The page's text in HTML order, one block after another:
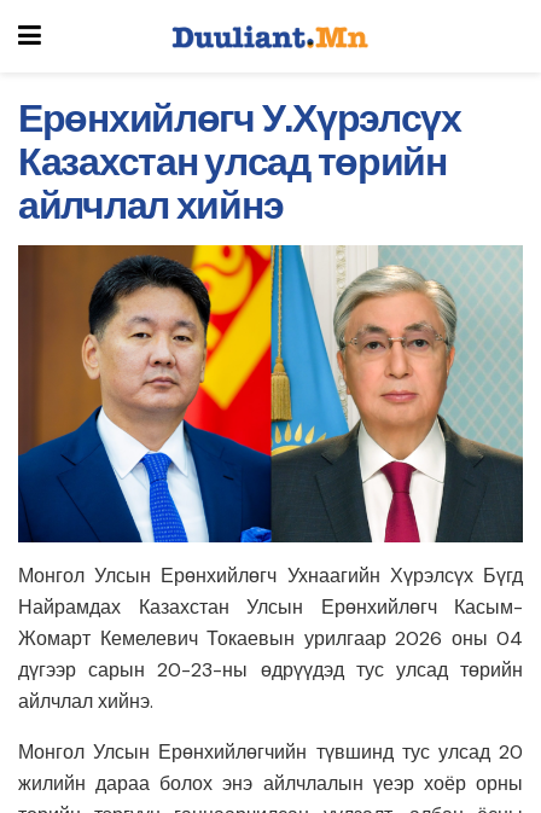
Ерөнхийлөгч У.Хүрэлсүх
Казахстан улсад төрийн
айлчлал хийнэ
Монгол Улсын Ерөнхийлөгч Ухнаагийн Хүрэлсүх Бүгд
Найрамдах Казахстан Улсын Ерөнхийлөгч Касым-
Жомарт Кемелевич Токаевын урилгаар 2026 оны 04
дүгээр сарын 20-23-ны өдрүүдэд тус улсад төрийн
айлчлал хийнэ.
Монгол Улсын Ерөнхийлөгчийн түвшинд тус улсад 20
жилийн дараа болох энэ айлчлалын үеэр хоёр орны